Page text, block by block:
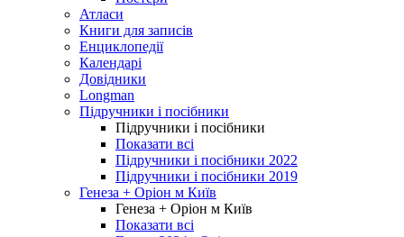
Атласи
Книги для записів
Енциклопедії
Календарі
Довідники
Longman
Підручники і посібники
Підручники і посібники
Показати всі
Підручники і посібники 2022
Підручники і посібники 2019
Генеза + Оріон м Київ
Генеза + Оріон м Київ
Показати всі